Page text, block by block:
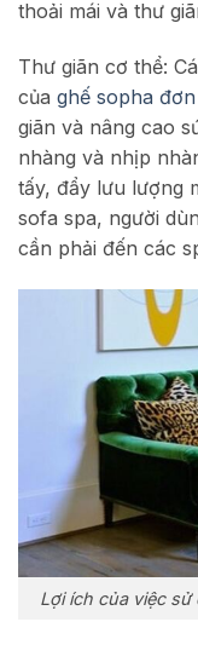
thoải mái và thư
Thư giãn cơ thể:
của ghế sopha đơn
giãn và nâng cao
nhàng và nhịp
tấy, đẩy lưu lượng
sofa spa, người
cần phải đến các
Lợi ích của việc